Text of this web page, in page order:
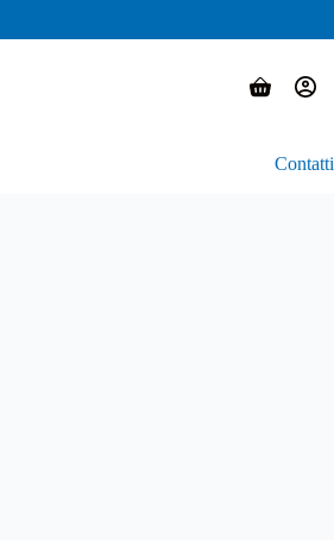
Carrello
Contatti